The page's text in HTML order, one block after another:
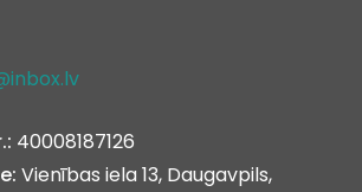
40008187126
Vienības iela 13, Daugavpils,